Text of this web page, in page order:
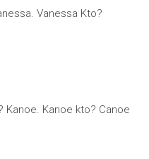
Vanessa Kto?
Kanoe. Kanoe kto? Canoe